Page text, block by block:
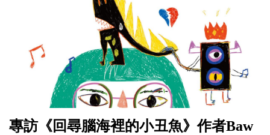
專訪《回尋腦海裡的小丑魚》作者Baw